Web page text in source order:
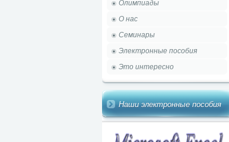
Олимпиады
О нас
Семинары
Электронные пособия
Это интересно
Наши электронные пособия